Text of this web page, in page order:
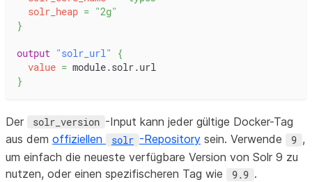
solr_heap = "2g"
}
output "solr_url"
{
value = module.solr.url
}
Der solr_version -Input kann jeder gültige Docker-Tag
aus dem offiziellen solr -Repository sein. Verwende 9 ,
um einfach die neueste verfügbare Version von Solr 9 zu
nutzen, oder einen spezifischeren Tag wie
9.9 .